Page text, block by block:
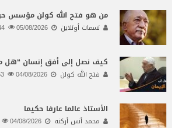
من هو فتح الله كولن مؤسس
نسمات أونلاين 05/08/2026
كيف نصل إلى أفق إنسان “هل
فتح الله كولن 04/08/2026
الأستاذ عالما عارفا حكيما
محمد أنس أركنه 04/08/2026